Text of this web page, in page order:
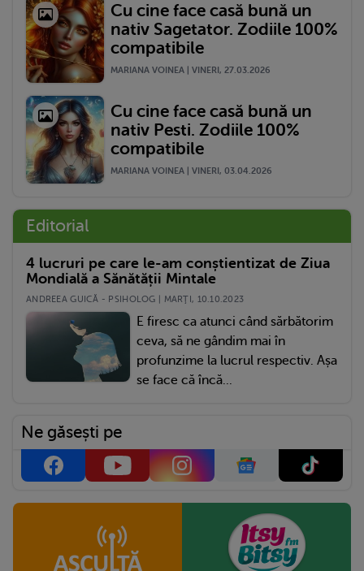
Cu cine face casă bună un
nativ Sagetator. Zodiile 100%
compatibile
MARIANA VOINEA | VINERI, 27.03.2026
Cu cine face casă bună un
nativ Pesti. Zodiile 100%
compatibile
MARIANA VOINEA | VINERI, 03.04.2026
Editorial
4 lucruri pe care le-am conștientizat de Ziua
Mondială a Sănătății Mintale
ANDREEA GUICĂ - PSIHOLOG | MARŢI, 10.10.2023
E firesc ca atunci când sărbătorim
ceva, să ne gândim mai în
profunzime la lucrul respectiv. Așa
se face că încă...
Ne găsești pe